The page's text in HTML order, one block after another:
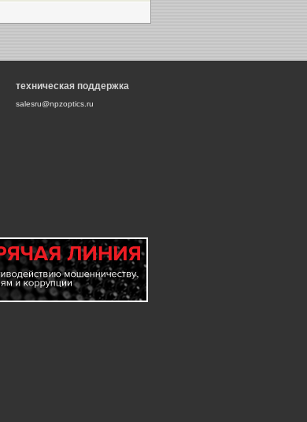
техническая поддержка
salesru@npzoptics.ru